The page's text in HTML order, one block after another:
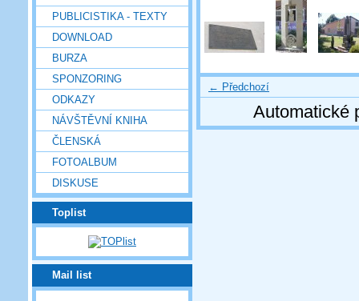
PUBLICISTIKA - TEXTY
DOWNLOAD
BURZA
SPONZORING
ODKAZY
NÁVŠTĚVNÍ KNIHA
ČLENSKÁ
FOTOALBUM
DISKUSE
Toplist
Mail list
← Předchozí
Automatické